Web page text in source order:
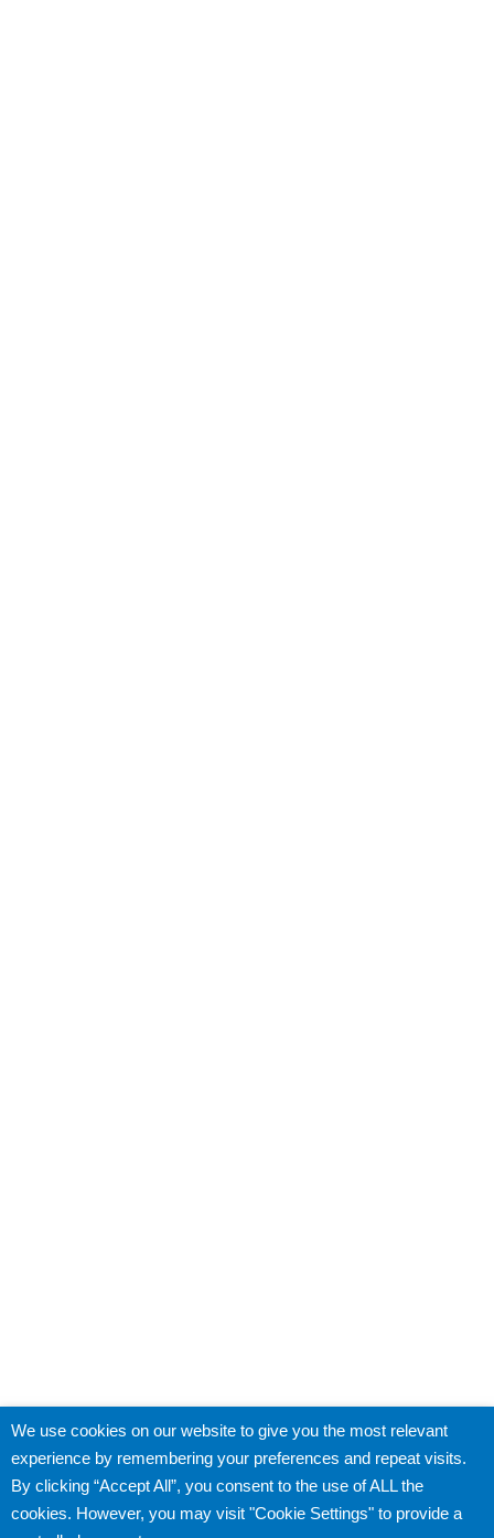
©2026 City of Yokohama Global Offices. All rights
reserved.
横浜市公式サイト
We use cookies on our website to give you the most relevant
experience by remembering your preferences and repeat visits.
By clicking “Accept All”, you consent to the use of ALL the
cookies. However, you may visit "Cookie Settings" to provide a